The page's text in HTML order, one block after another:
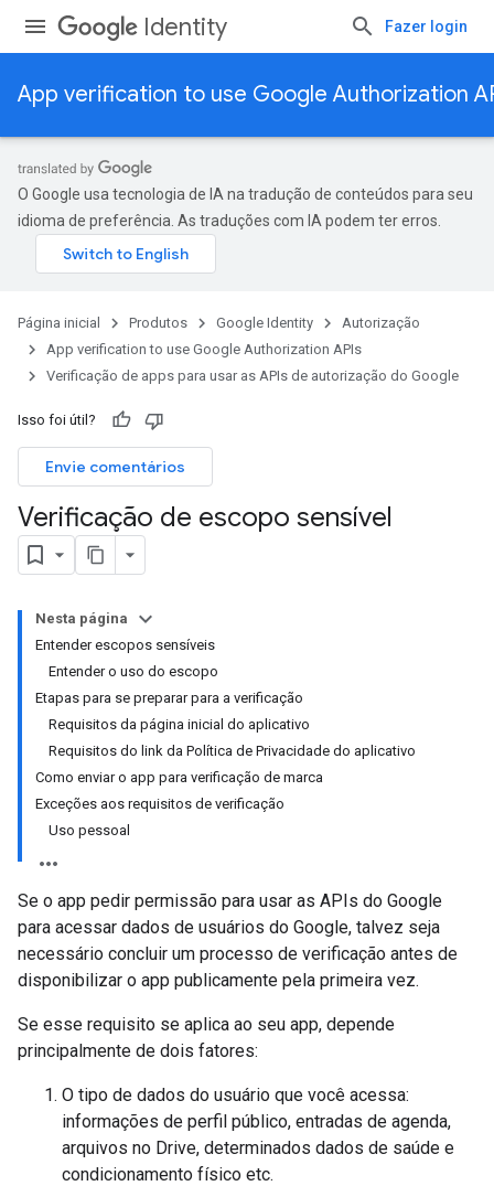
Identity Fazer login
App verification to use Google Authorization
O Google usa tecnologia de IA na tradução de conteúdos para seu
idioma de preferência. As traduções com IA podem ter erros.
Página inicial Produtos Google Identity
Autorização
App verification to use Google Authorization APIs
Verificação de apps para usar as APIs de autorização do Google
Isso foi útil?
Envie comentários
Verificação de escopo sensível
Nesta página
Entender escopos sensíveis
Entender o uso do escopo
Etapas para se preparar para a verificação
Requisitos da página inicial do aplicativo
Requisitos do link da Política de Privacidade do aplicativo
Como enviar o app para verificação de marca
Exceções aos requisitos de verificação
Uso pessoal
Se o app pedir permissão para usar as APIs do Google
para acessar dados de usuários do Google, talvez seja
necessário concluir um processo de verificação antes de
disponibilizar o app publicamente pela primeira vez.
Se esse requisito se aplica ao seu app, depende
principalmente de dois fatores:
O tipo de dados do usuário que você acessa:
informações de perfil público, entradas de agenda,
arquivos no Drive, determinados dados de saúde e
condicionamento físico etc.